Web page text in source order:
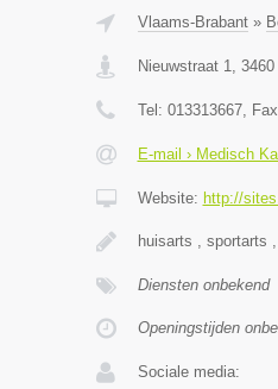
Vlaams-Brabant»
Nieuwstraat 1, 3460
Tel: 013313667,
E-mail › Medisch
Website: http://
huisarts , sportarts
Diensten onbekend
Openingstijden
Sociale media: